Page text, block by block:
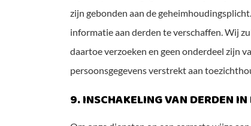
zijn gebonden aan de
informatie aan derden te verschaffen. Wij
daartoe verzoeken en geen onderdeel zijn
persoonsgegevens verstrekt aan
9. INSCHAKELING VAN DERDEN